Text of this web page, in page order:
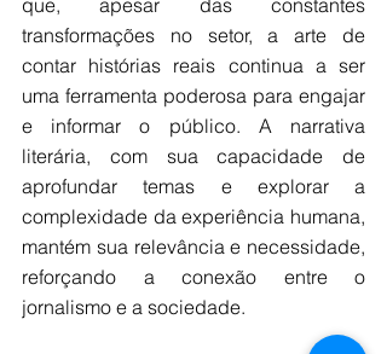
que, apesar das constantes
transformações no setor, a arte de
contar histórias reais continua a ser
uma ferramenta poderosa para engajar
e informar o público. A narrativa
literária, com sua capacidade de
aprofundar temas e explorar a
complexidade da experiência humana,
mantém sua relevância e necessidade,
reforçando a conexão entre o
jornalismo e a sociedade.